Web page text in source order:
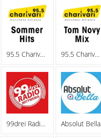
95.5 Charivari - Sommerhits 95.5 Charivari - Tom Novy Mix
99drei Radio Mittweida Absolut Bella